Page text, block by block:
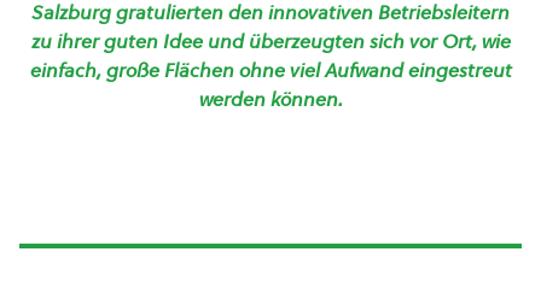
Salzburg gratulierten den innovativen Betriebsleitern
zu ihrer guten Idee und überzeugten sich vor Ort, wie
einfach, große Flächen ohne viel Aufwand eingestreut
werden können.